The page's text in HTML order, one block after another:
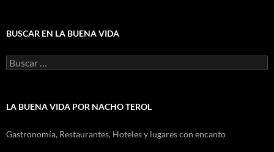
BUSCAR EN LA BUENA VIDA
Buscar:
LA BUENA VIDA POR NACHO TEROL
Gastronomía, Restaurantes, Hoteles y lugares con encanto